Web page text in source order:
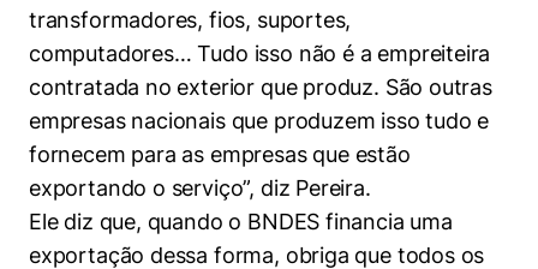
transformadores, fios, suportes,
computadores… Tudo isso não é a empreiteira
contratada no exterior que produz. São outras
empresas nacionais que produzem isso tudo e
fornecem para as empresas que estão
exportando o serviço”, diz Pereira.
Ele diz que, quando o BNDES financia uma
exportação dessa forma, obriga que todos os